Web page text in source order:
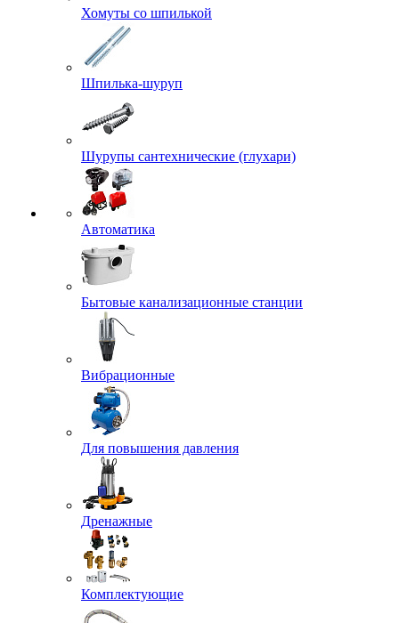
Хомуты со шпилькой
Шпилька-шуруп
Шурупы сантехнические (глухари)
Автоматика
Бытовые канализационные станции
Вибрационные
Для повышения давления
Дренажные
Комплектующие